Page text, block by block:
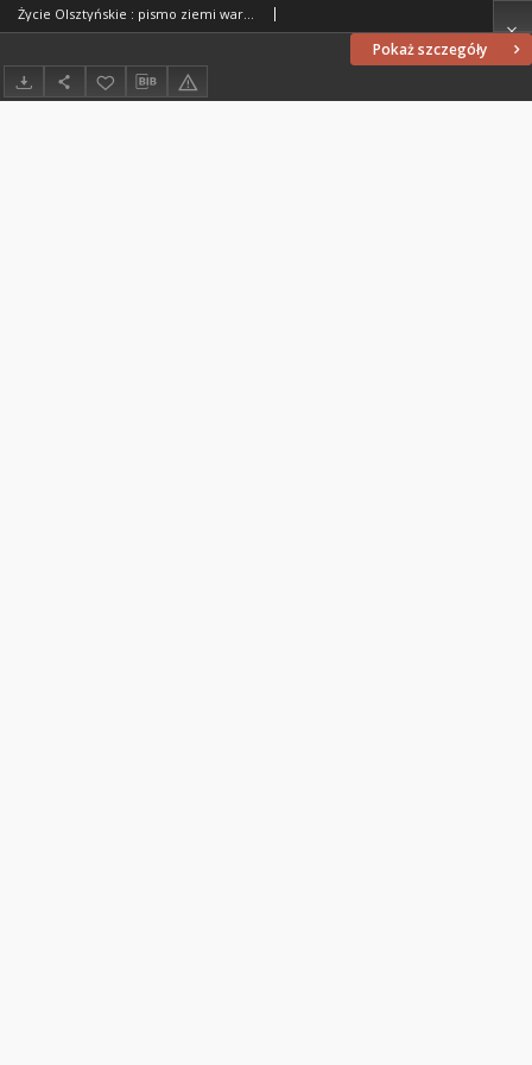
Pokaż szczegóły
Życie Olsztyńskie : pismo ziemi warmińsko-mazurskiej, 1949, nr 199